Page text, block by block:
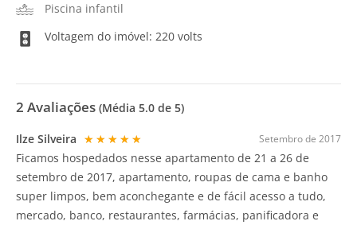
Piscina infantil
Voltagem do imóvel: 220 volts
2 Avaliações (Média 5.0 de 5)
Setembro de 2017
Ilze Silveira ★★★★★
Ficamos hospedados nesse apartamento de 21 a 26 de
setembro de 2017, apartamento, roupas de cama e banho
super limpos, bem aconchegante e de fácil acesso a tudo,
mercado, banco, restaurantes, farmácias, panificadora e